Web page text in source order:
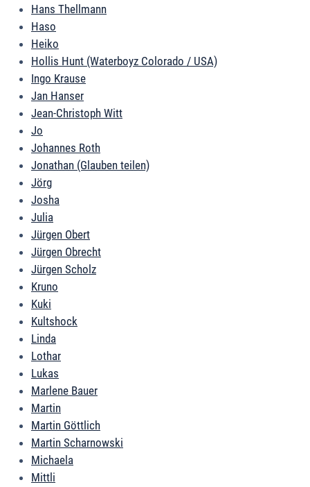
Hans Thellmann
Haso
Heiko
Hollis Hunt (Waterboyz Colorado / USA)
Ingo Krause
Jan Hanser
Jean-Christoph Witt
Jo
Johannes Roth
Jonathan (Glauben teilen)
Jörg
Josha
Julia
Jürgen Obert
Jürgen Obrecht
Jürgen Scholz
Kruno
Kuki
Kultshock
Linda
Lothar
Lukas
Marlene Bauer
Martin
Martin Göttlich
Martin Scharnowski
Michaela
Mittli